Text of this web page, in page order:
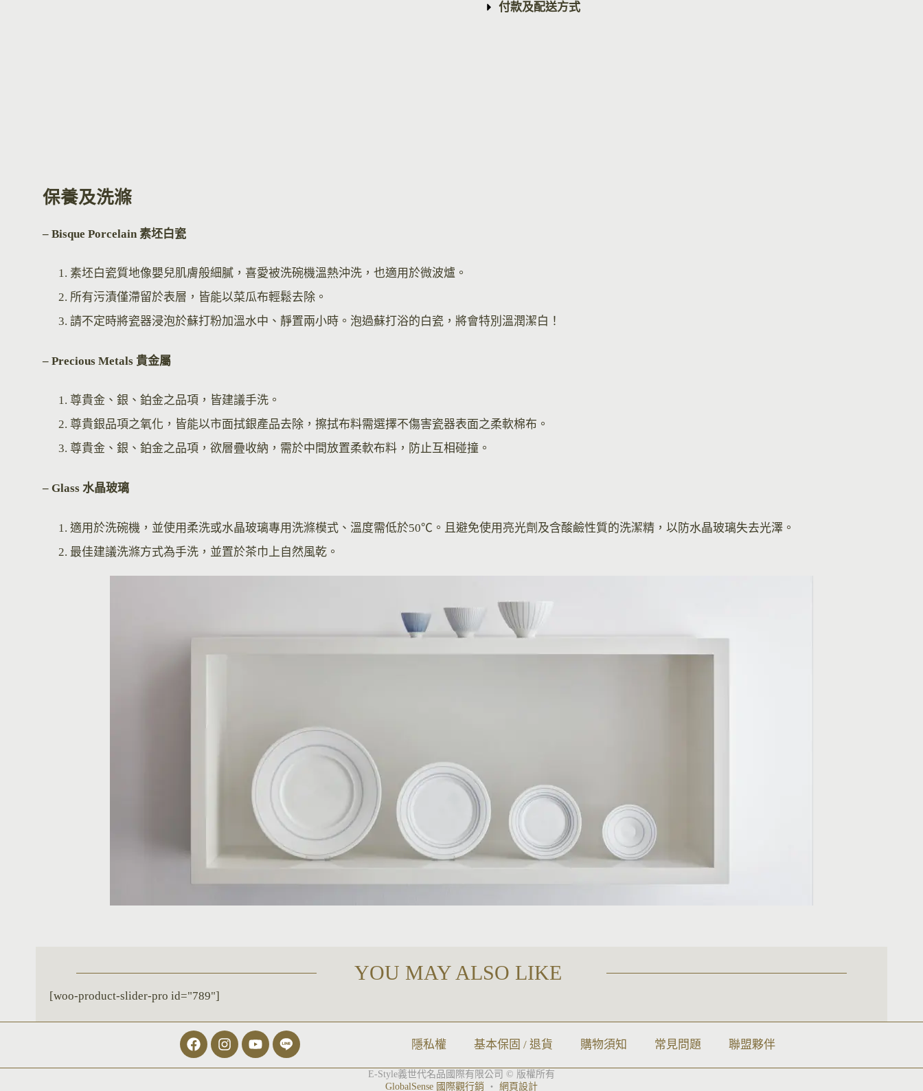
付款及配送方式
保養及洗滌
– Bisque Porcelain 素坯白瓷
素坯白瓷質地像嬰兒肌膚般細膩，喜愛被洗碗機溫熱沖洗，也適用於微波爐。
所有污漬僅滯留於表層，皆能以菜瓜布輕鬆去除。
請不定時將瓷器浸泡於蘇打粉加溫水中、靜置兩小時。泡過蘇打浴的白瓷，將會特別溫潤潔白！
– Precious Metals 貴金屬
尊貴金、銀、鉑金之品項，皆建議手洗。
尊貴銀品項之氧化，皆能以市面拭銀產品去除，擦拭布料需選擇不傷害瓷器表面之柔軟棉布。
尊貴金、銀、鉑金之品項，欲層疊收納，需於中間放置柔軟布料，防止互相碰撞。
– Glass 水晶玻璃
適用於洗碗機，並使用柔洗或水晶玻璃專用洗滌模式、溫度需低於50℃。且避免使用亮光劑及含酸鹼性質的洗潔精，以防水晶玻璃失去光澤。
最佳建議洗滌方式為手洗，並置於茶巾上自然風乾。
YOU MAY ALSO LIKE
[woo-product-slider-pro id="789"]
隱私權 基本保固 / 退貨 購物須知 常見問題 聯盟夥伴
E-Style義世代名品國際有限公司 © 版權所有
GlobalSense 國際觀行銷 ‧ 網頁設計